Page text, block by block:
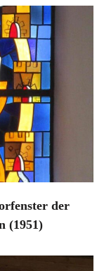
der
(1951)